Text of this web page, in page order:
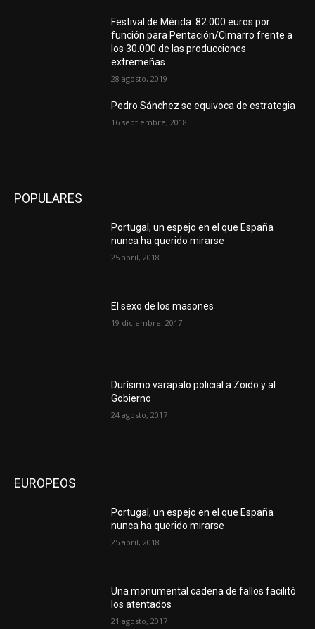
Festival de Mérida: 82.000 euros por
función para Pentación/Cimarro frente a
los 30.000 de las producciones
extremeñas
28 agosto, 2019
Pedro Sánchez se equivoca de estrategia
16 septiembre, 2018
POPULARES
Portugal, un espejo en el que España
nunca ha querido mirarse
25 abril, 2018
El sexo de los masones
19 diciembre, 2017
Durísimo varapalo policial a Zoido y al
Gobierno
24 agosto, 2017
EUROPEOS
Portugal, un espejo en el que España
nunca ha querido mirarse
25 abril, 2018
Una monumental cadena de fallos facilitó
los atentados
21 agosto, 2017